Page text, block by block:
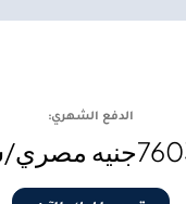
الدفع الشهري:
جنيه مصري/